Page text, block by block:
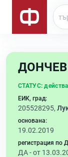
СТАТУС:
ЕИК, град:
205528295,
основана:
19.02.2019
регистрация по
ДА - от